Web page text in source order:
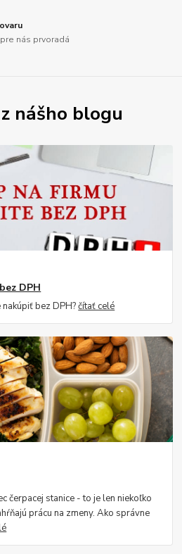
nás prvoradá
nášho blogu
DPH
nakúpiť bez DPH?čítať celé
čerpacej stanice - to je len niekoľko
prácu na zmeny. Ako správne